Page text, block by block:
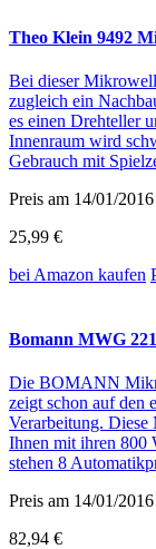
Theo Klein 9492
Bei dieser
zugleich ein
es einen Drehteller
Innenraum wird
Gebrauch mit
Preis am 14/01/2016
25,99 €
bei Amazon kaufen
Bomann MWG
Die BOMANN
zeigt schon auf den
Verarbeitung.
Ihnen mit ihren 800
stehen 8
Preis am 14/01/2016
82,94 €